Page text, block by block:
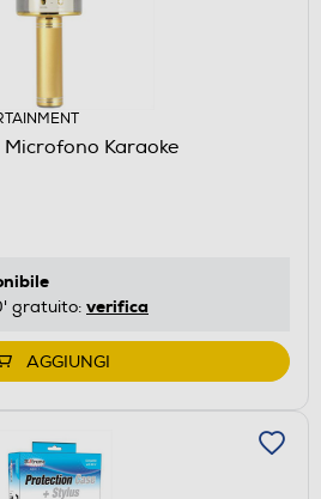
Karaoke
gratuito: verifica
AGGIUNGI